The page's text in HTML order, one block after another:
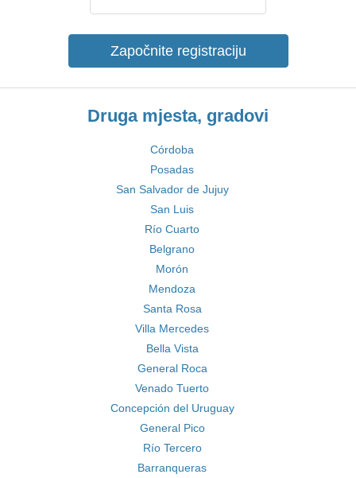
Započnite registraciju
Druga mjesta, gradovi
Córdoba
Posadas
San Salvador de Jujuy
San Luis
Río Cuarto
Belgrano
Morón
Mendoza
Santa Rosa
Villa Mercedes
Bella Vista
General Roca
Venado Tuerto
Concepción del Uruguay
General Pico
Río Tercero
Barranqueras